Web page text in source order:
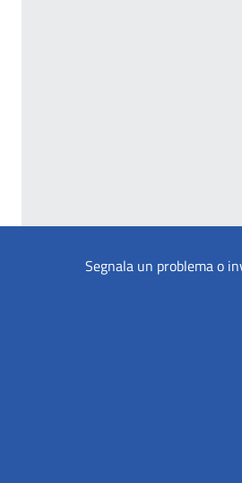
Segnala un problema o